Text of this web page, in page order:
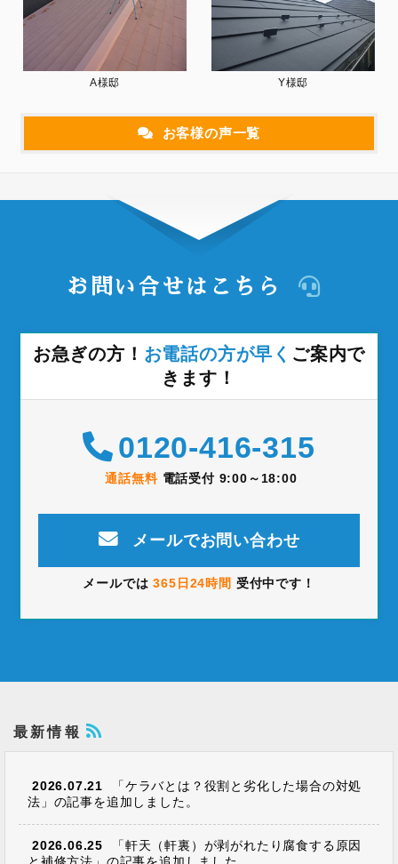
A様邸 Y様邸
お客様の声一覧
お問い合せはこちら
お急ぎの方！ お電話の方が早く ご案内で
きます！
0120-416-315
通話無料 電話受付 9:00～18:00
メールでお問い合わせ
メールでは 365日24時間 受付中です！
最新情報
2026.07.21
「ケラバとは？役割と劣化した場合の対処
法」の記事を追加しました。
2026.06.25
「軒天（軒裏）が剥がれたり腐食する原因